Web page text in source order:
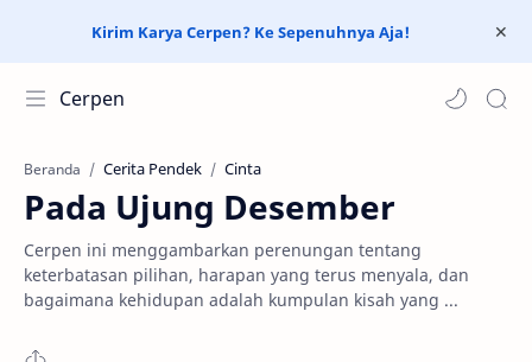
Kirim Karya Cerpen? Ke Sepenuhnya Aja!
Cerpen
Beranda Cerita Pendek Cinta
Pada Ujung Desember
Cerpen ini menggambarkan perenungan tentang
keterbatasan pilihan, harapan yang terus menyala, dan
bagaimana kehidupan adalah kumpulan kisah yang ...